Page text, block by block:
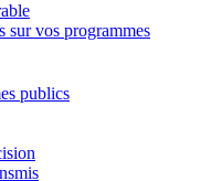
sur vos programmes
publics